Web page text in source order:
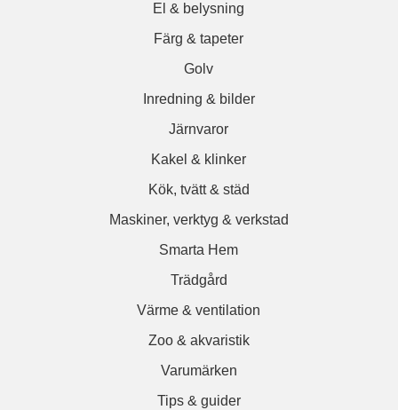
El & belysning
Färg & tapeter
Golv
Inredning & bilder
Järnvaror
Kakel & klinker
Kök, tvätt & städ
Maskiner, verktyg & verkstad
Smarta Hem
Trädgård
Värme & ventilation
Zoo & akvaristik
Varumärken
Tips & guider